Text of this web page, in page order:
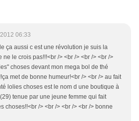
06:33
ça aussi c est une révolution je suis la
ne le crois pas!!!<br /> <br /> <br /> <br />
choses devant mon mega bol de thé
met de bonne humeur!<br /> <br /> au fait
lolies choses est le nom d une boutique à
tenue par une jeune femme qui fait
choses!!<br /> <br /> <br /> <br /> bonne